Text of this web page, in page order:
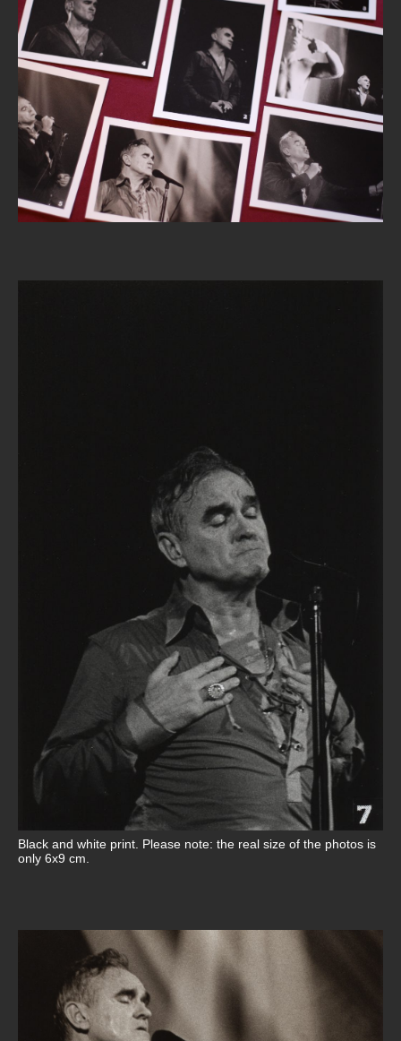
Black and white print. Please note: the real size of the photos is
only 6x9 cm.